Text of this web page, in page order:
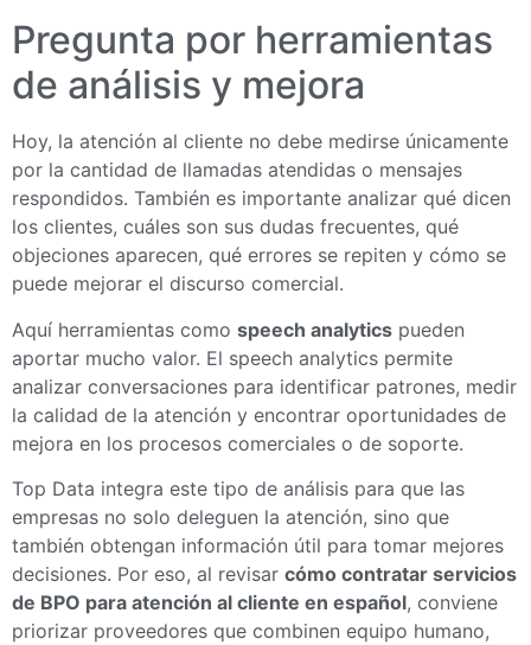
Pregunta por herramientas
de análisis y mejora
Hoy, la atención al cliente no debe medirse únicamente
por la cantidad de llamadas atendidas o mensajes
respondidos. También es importante analizar qué dicen
los clientes, cuáles son sus dudas frecuentes, qué
objeciones aparecen, qué errores se repiten y cómo se
puede mejorar el discurso comercial.
Aquí herramientas como speech analytics pueden
aportar mucho valor. El speech analytics permite
analizar conversaciones para identificar patrones, medir
la calidad de la atención y encontrar oportunidades de
mejora en los procesos comerciales o de soporte.
Top Data integra este tipo de análisis para que las
empresas no solo deleguen la atención, sino que
también obtengan información útil para tomar mejores
decisiones. Por eso, al revisar cómo contratar servicios
de BPO para atención al cliente en español, conviene
priorizar proveedores que combinen equipo humano,